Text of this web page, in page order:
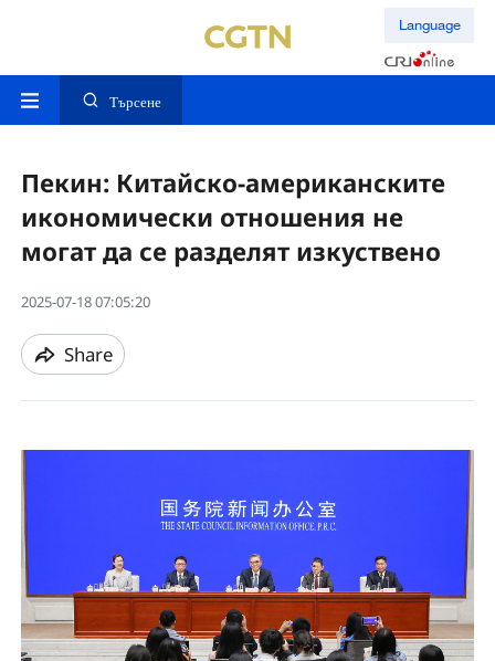
Language
Търсене
Пекин: Китайско-американските
икономически отношения не
могат да се разделят изкуствено
2025-07-18 07:05:20
Share